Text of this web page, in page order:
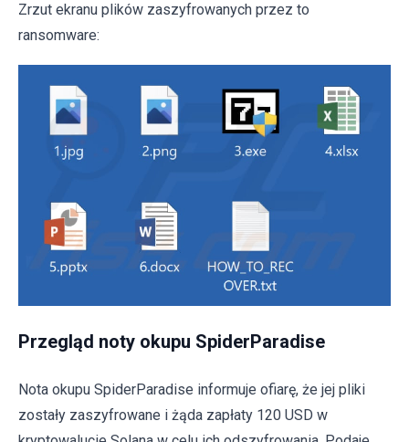
Zrzut ekranu plików zaszyfrowanych przez to
ransomware:
Przegląd noty okupu SpiderParadise
Nota okupu SpiderParadise informuje ofiarę, że jej pliki
zostały zaszyfrowane i żąda zapłaty 120 USD w